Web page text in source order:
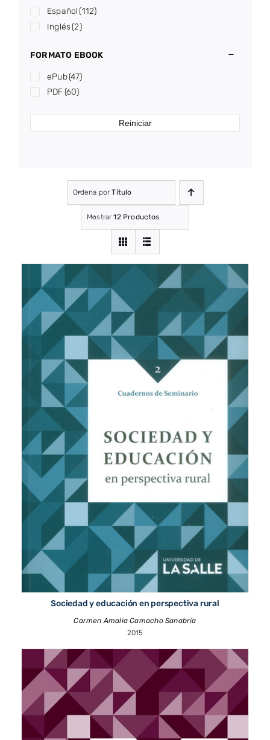
2020(6)
2021
(10)
2023(7)
2025 (8)
2026(1)
Español (112)
Inglés(2)
FORMATO EBOOK
ePub(47)
PDF(60)
Reiniciar
Ordena porTítulo
Mostrar12 Productos
Sociedad y educación en perspectiva rural
Carmen Amalia Camacho Sanabria
2015